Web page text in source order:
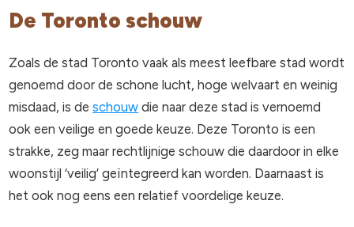
De Toronto schouw
Zoals de stad Toronto vaak als meest leefbare stad wordt
genoemd door de schone lucht, hoge welvaart en weinig
misdaad, is deschouw die naar deze stad is vernoemd
ook een veilige en goede keuze. Deze Toronto is een
strakke, zeg maar rechtlijnige schouw die daardoor in elke
woonstijl ‘veilig’ geïntegreerd kan worden. Daarnaast is
het ook nog eens een relatief voordelige keuze.